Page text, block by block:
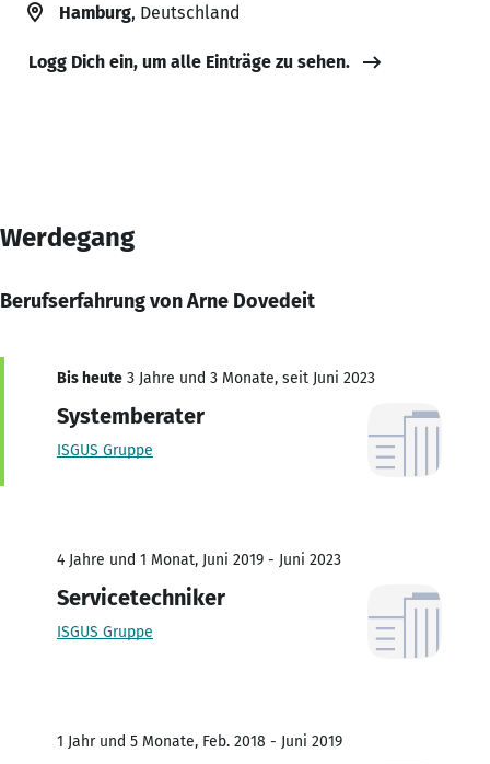
Hamburg, Deutschland
Logg Dich ein, um alle Einträge zu sehen.
Werdegang
Berufserfahrung von Arne Dovedeit
Bis heute 3 Jahre und 3 Monate, seit Juni 2023
Systemberater
ISGUS Gruppe
4 Jahre und 1 Monat, Juni 2019 - Juni 2023
Servicetechniker
ISGUS Gruppe
1 Jahr und 5 Monate, Feb. 2018 - Juni 2019